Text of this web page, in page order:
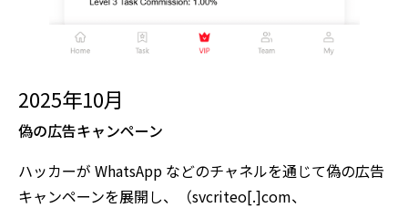
2025年10月
偽の広告キャンペーン
ハッカーが WhatsApp などのチャネルを通じて偽の広告
キャンペーンを展開し、（svcriteo[.]com、